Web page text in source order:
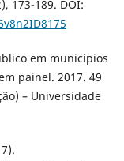
173-189. DOI:
em municípios
painel. 2017. 49
– Universidade